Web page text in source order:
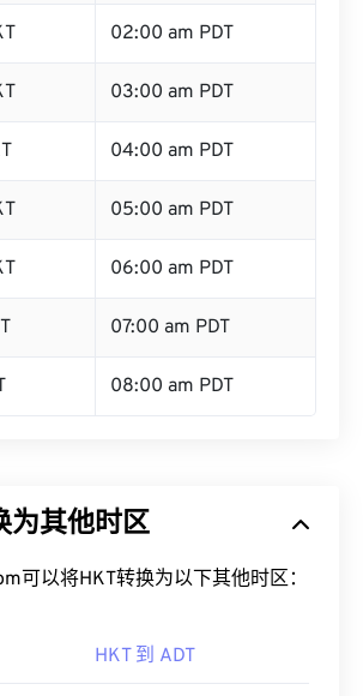
02:00 am PDT
03:00 am PDT
04:00 am PDT
05:00 am PDT
06:00 am PDT
07:00 am PDT
08:00 am PDT
为其他时区
可以将HKT转换为以下其他时区：
HKT 到 ADT